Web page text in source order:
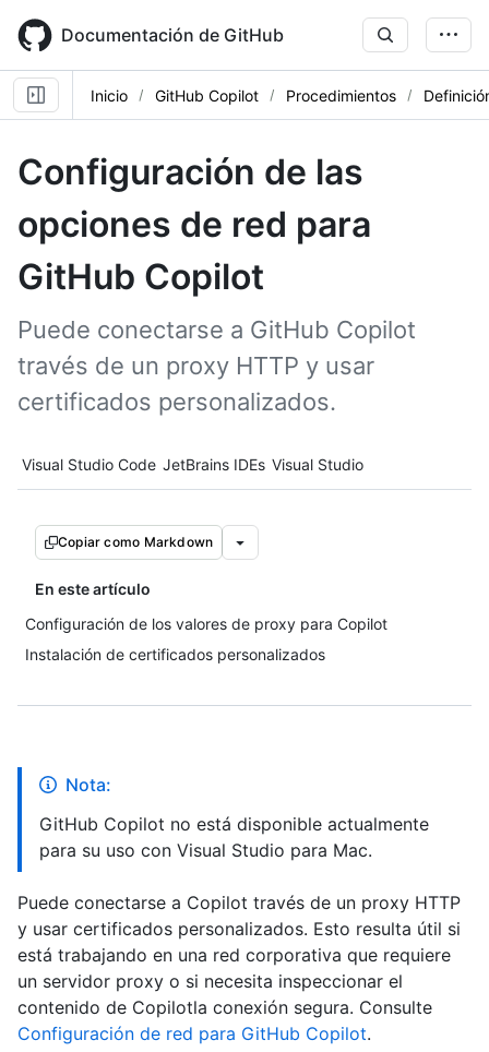
main
content
Documentación de GitHub
Inicio GitHub Copilot Procedimientos
Configuración de las
opciones de red para
GitHub Copilot
Puede conectarse a GitHub Copilot
través de un proxy HTTP y usar
certificados personalizados.
Tool navigation
Visual Studio Code JetBrains IDEs Visual Studio
Copiar como Markdown
En este artículo
Configuración de los valores de proxy para Copilot
Instalación de certificados personalizados
Nota:
GitHub Copilot no está disponible actualmente
para su uso con Visual Studio para Mac.
Puede conectarse a Copilot través de un proxy HTTP
y usar certificados personalizados. Esto resulta útil si
está trabajando en una red corporativa que requiere
un servidor proxy o si necesita inspeccionar el
contenido de Copilotla conexión segura. Consulte
Configuración de red para GitHub Copilot.